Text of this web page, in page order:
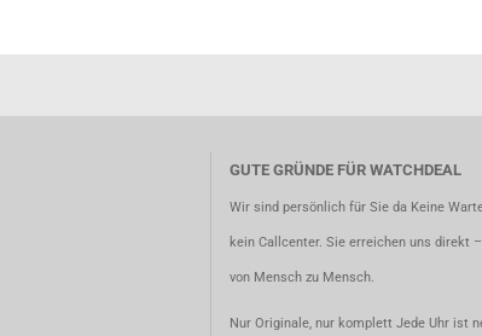
GUTE GRÜNDE FÜR WATCHDEAL
Wir sind persönlich für Sie da Keine
kein Callcenter. Sie erreichen uns direkt
von Mensch zu Mensch.
Nur Originale, nur komplett Jede Uhr ist